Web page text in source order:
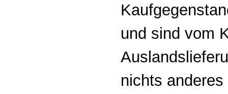
und sind vom
nichts